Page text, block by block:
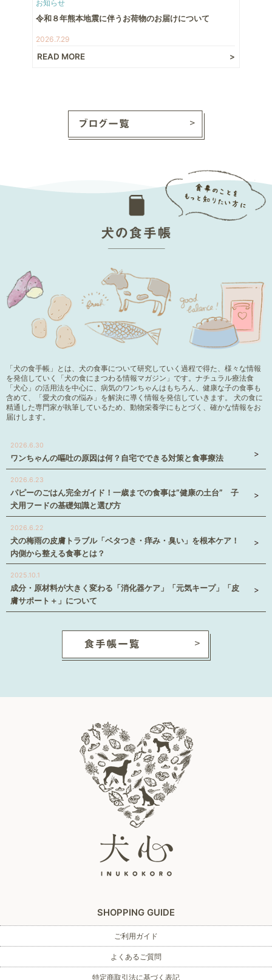
お知らせ
令和８年熊本地震に伴うお荷物のお届けについて
2026.7.29
READ MORE
「犬の食手帳」とは、犬の食事について研究していく過程で得た、様々な情報
を発信していく「犬の食にまつわる情報マガジン」です。ナチュラル療法食
「犬心」の活用法を中心に、病気のワンちゃんはもちろん、健康な子の食事も
含めて、「愛犬の食の悩み」を解決に導く情報を発信していきます。 犬の食に
精通した専門家が執筆しているため、動物栄養学にもとづく、確かな情報をお
届けします。
2026.6.30
ワンちゃんの嘔吐の原因は何？自宅でできる対策と食事療法
2026.6.23
パピーのごはん完全ガイド！一歳までの食事は”健康の土台” 子
犬用フードの基礎知識と選び方
2026.6.22
犬の梅雨の皮膚トラブル「ベタつき・痒み・臭い」を根本ケア！
内側から整える食事とは？
2025.10.1
成分・原材料が大きく変わる「消化器ケア」「元気キープ」「皮
膚サポート＋」について
SHOPPING GUIDE
ご利用ガイド
よくあるご質問
特定商取引法に基づく表記